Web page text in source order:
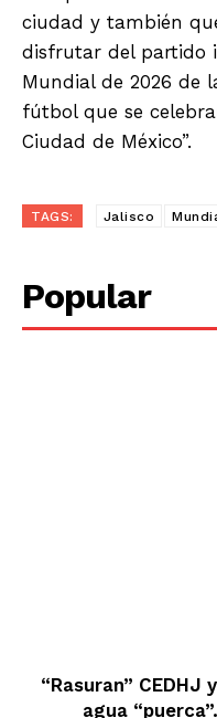
ciudad y también
disfrutar del partido
Mundial de 2026 de
fútbol que se
Ciudad de México”.
TAGS: Jalisco
Popular
“Rasuran” CEDHJ
agua